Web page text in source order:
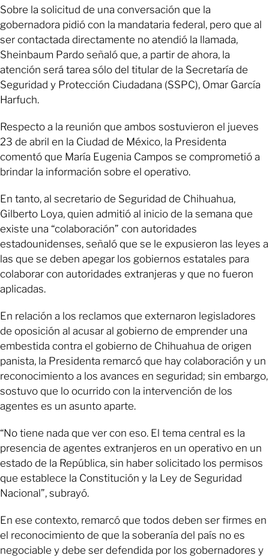
Sobre la solicitud de una conversación que la
gobernadora pidió con la mandataria federal, pero que al
ser contactada directamente no atendió la llamada,
Sheinbaum Pardo señaló que, a partir de ahora, la
atención será tarea sólo del titular de la Secretaría de
Seguridad y Protección Ciudadana (SSPC), Omar García
Harfuch.
Respecto a la reunión que ambos sostuvieron el jueves
23 de abril en la Ciudad de México, la Presidenta
comentó que María Eugenia Campos se comprometió a
brindar la información sobre el operativo.
En tanto, al secretario de Seguridad de Chihuahua,
Gilberto Loya, quien admitió al inicio de la semana que
existe una “colaboración” con autoridades
estadounidenses, señaló que se le expusieron las leyes a
las que se deben apegar los gobiernos estatales para
colaborar con autoridades extranjeras y que no fueron
aplicadas.
En relación a los reclamos que externaron legisladores
de oposición al acusar al gobierno de emprender una
embestida contra el gobierno de Chihuahua de origen
panista, la Presidenta remarcó que hay colaboración y un
reconocimiento a los avances en seguridad; sin embargo,
sostuvo que lo ocurrido con la intervención de los
agentes es un asunto aparte.
“No tiene nada que ver con eso. El tema central es la
presencia de agentes extranjeros en un operativo en un
estado de la República, sin haber solicitado los permisos
que establece la Constitución y la Ley de Seguridad
Nacional”, subrayó.
En ese contexto, remarcó que todos deben ser firmes en
el reconocimiento de que la soberanía del país no es
negociable y debe ser defendida por los gobernadores y